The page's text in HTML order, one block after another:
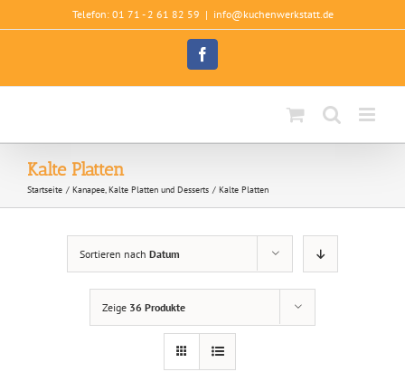
Inhalt
Telefon: 01 71 - 2 61 82 59 | info@kuchenwerkstatt.de
Facebook
Kalte Platten
Startseite Kanapee, Kalte Platten und Desserts Kalte Platten
Sortieren nach Datum
Zeige 36 Produkte